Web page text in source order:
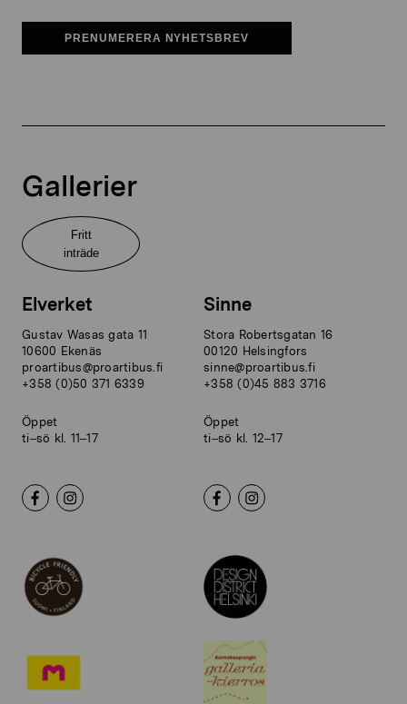
PRENUMERERA NYHETSBREV
Gallerier
Fritt
inträde
Elverket
Gustav Wasas gata 11
10600 Ekenäs
proartibus@proartibus.fi
+358 (0)50 371 6339
Öppet
ti–sö kl. 11–17
Sinne
Stora Robertsgatan 16
00120 Helsingfors
sinne@proartibus.fi
+358 (0)45 883 3716
Öppet
ti–sö kl. 12–17